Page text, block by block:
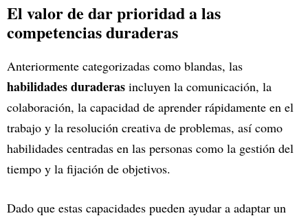
El valor de dar prioridad a las
competencias duraderas
Anteriormente categorizadas como blandas, las
habilidades duraderas incluyen la comunicación, la
colaboración, la capacidad de aprender rápidamente en el
trabajo y la resolución creativa de problemas, así como
habilidades centradas en las personas como la gestión del
tiempo y la fijación de objetivos.
Dado que estas capacidades pueden ayudar a adaptar un